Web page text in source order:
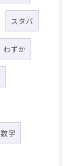
スタバ
わずか
数字